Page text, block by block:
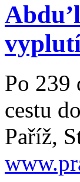
Po 239
cestu
Paříž,